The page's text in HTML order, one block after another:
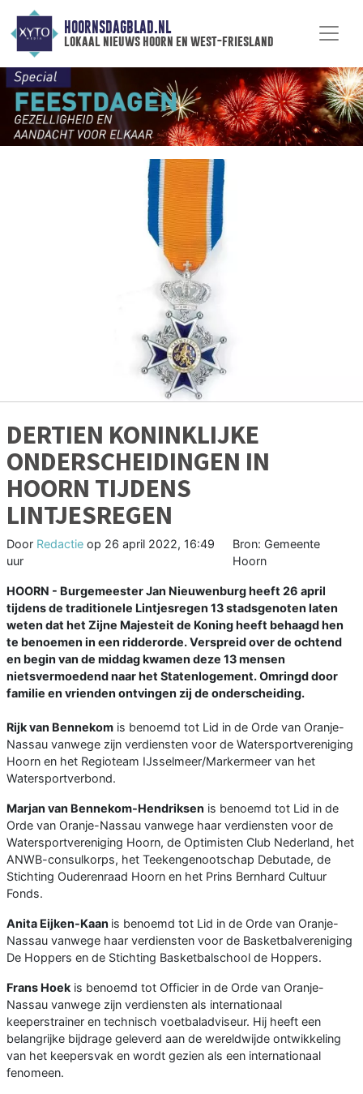
HOORNSDAGBLAD.NL
lokaal nieuws hoorn en west-friesland
DERTIEN KONINKLIJKE
ONDERSCHEIDINGEN IN
HOORN TIJDENS
LINTJESREGEN
Door Redactie op 26 april 2022, 16:49
uur
Bron: Gemeente
Hoorn
HOORN - Burgemeester Jan Nieuwenburg heeft 26 april
tijdens de traditionele Lintjesregen 13 stadsgenoten laten
weten dat het Zijne Majesteit de Koning heeft behaagd hen
te benoemen in een ridderorde. Verspreid over de ochtend
en begin van de middag kwamen deze 13 mensen
nietsvermoedend naar het Statenlogement. Omringd door
familie en vrienden ontvingen zij de onderscheiding.
Rijk van Bennekom is benoemd tot Lid in de Orde van Oranje-
Nassau vanwege zijn verdiensten voor de Watersportvereniging
Hoorn en het Regioteam IJsselmeer/Markermeer van het
Watersportverbond.
Marjan van Bennekom-Hendriksen is benoemd tot Lid in de
Orde van Oranje-Nassau vanwege haar verdiensten voor de
Watersportvereniging Hoorn, de Optimisten Club Nederland, het
ANWB-consulkorps, het Teekengenootschap Debutade, de
Stichting Ouderenraad Hoorn en het Prins Bernhard Cultuur
Fonds.
Anita Eijken-Kaan is benoemd tot Lid in de Orde van Oranje-
Nassau vanwege haar verdiensten voor de Basketbalvereniging
De Hoppers en de Stichting Basketbalschool de Hoppers.
Frans Hoek is benoemd tot Officier in de Orde van Oranje-
Nassau vanwege zijn verdiensten als internationaal
keeperstrainer en technisch voetbaladviseur. Hij heeft een
belangrijke bijdrage geleverd aan de wereldwijde ontwikkeling
van het keepersvak en wordt gezien als een internationaal
fenomeen.